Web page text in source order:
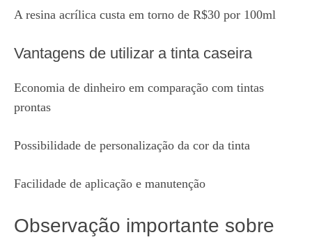
A resina acrílica custa em torno de R$30 por 100ml
Vantagens de utilizar a tinta caseira
Economia de dinheiro em comparação com tintas
prontas
Possibilidade de personalização da cor da tinta
Facilidade de aplicação e manutenção
Observação importante sobre